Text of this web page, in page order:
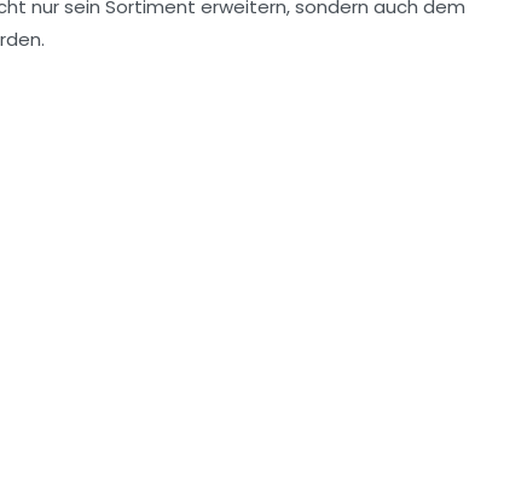
nur sein Sortiment erweitern, sondern auch dem